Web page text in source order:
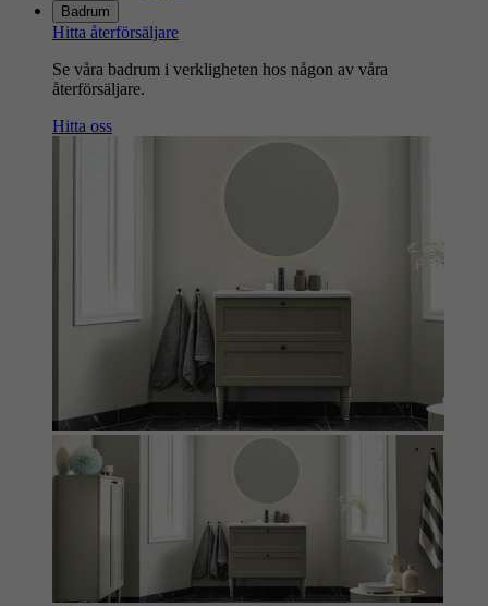
Badrum
Hitta återförsäljare
Se våra badrum i verkligheten hos någon av våra
återförsäljare.
Hitta oss